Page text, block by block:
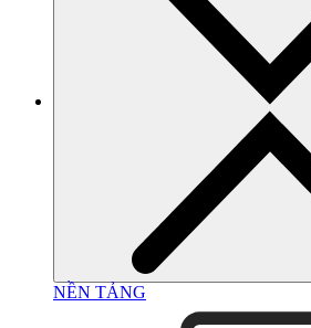
NỀN TẢNG